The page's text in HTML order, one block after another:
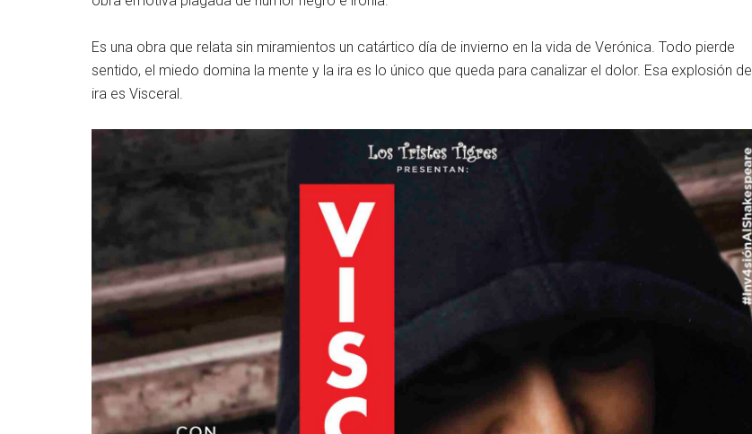
Es una obra que relata sin miramientos un catártico día de invierno en la vida de Verónica. Todo pierde
sentido, el miedo domina la mente y la ira es lo único que queda para canalizar el dolor. Esa explosión de
ira es Visceral.